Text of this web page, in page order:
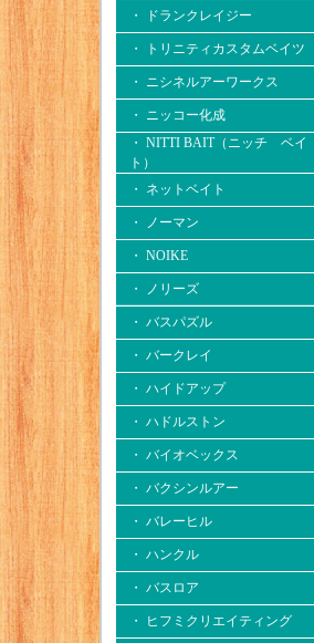
・ ドランクレイジー
・ トリニティカスタムベイツ
・ ニシネルアーワークス
・ ニッコー化成
・ NITTI BAIT（ニッチ ベイ
ト）
・ ネットベイト
・ ノーマン
・ NOIKE
・ ノリーズ
・ バスパズル
・ バークレイ
・ ハイドアップ
・ ハドルストン
・ バイオベックス
・ バクシンルアー
・ バレーヒル
・ ハンクル
・ バスロア
・ ヒフミクリエイティング